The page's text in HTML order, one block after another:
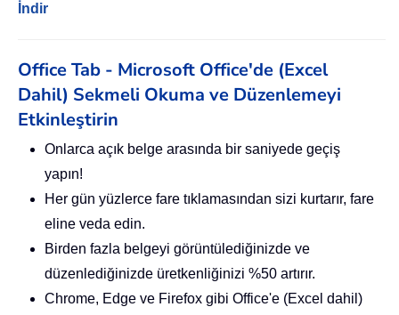
İndir
Office Tab - Microsoft Office'de (Excel
Dahil) Sekmeli Okuma ve Düzenlemeyi
Etkinleştirin
Onlarca açık belge arasında bir saniyede geçiş
yapın!
Her gün yüzlerce fare tıklamasından sizi kurtarır, fare
eline veda edin.
Birden fazla belgeyi görüntülediğinizde ve
düzenlediğinizde üretkenliğinizi %50 artırır.
Chrome, Edge ve Firefox gibi Office'e (Excel dahil)